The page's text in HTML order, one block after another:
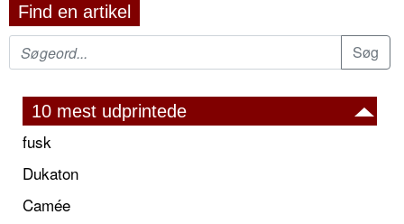
Find en artikel
10 mest udprintede
fusk
Dukaton
Camée